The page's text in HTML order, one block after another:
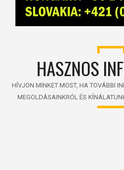
HASZNOS
HÍVJON MINKET MOST, HA TOVÁBBI
MEGOLDÁSAINKRÓL ÉS